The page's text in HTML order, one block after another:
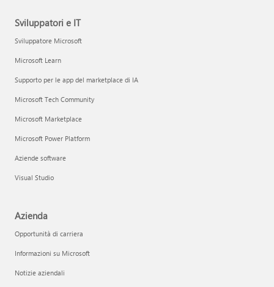
Sviluppatori e IT
Sviluppatore Microsoft
Microsoft Learn
Supporto per le app del marketplace di IA
Microsoft Tech Community
Microsoft Marketplace
Microsoft Power Platform
Aziende software
Visual Studio
Azienda
Opportunità di carriera
Informazioni su Microsoft
Notizie aziendali